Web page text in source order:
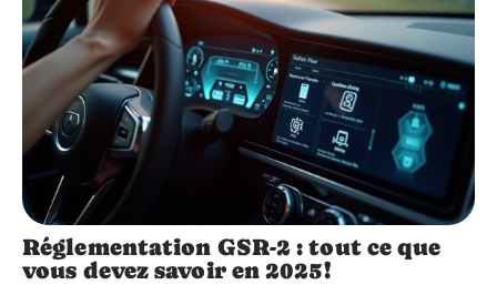
Réglementation GSR-2 : tout ce que
vous devez savoir en 2025!